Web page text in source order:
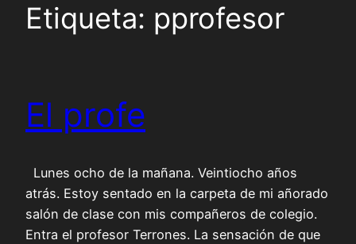
Etiqueta: pprofesor
El profe
Lunes ocho de la mañana. Veintiocho años
atrás. Estoy sentado en la carpeta de mi añorado
salón de clase con mis compañeros de colegio.
Entra el profesor Terrones. La sensación de que